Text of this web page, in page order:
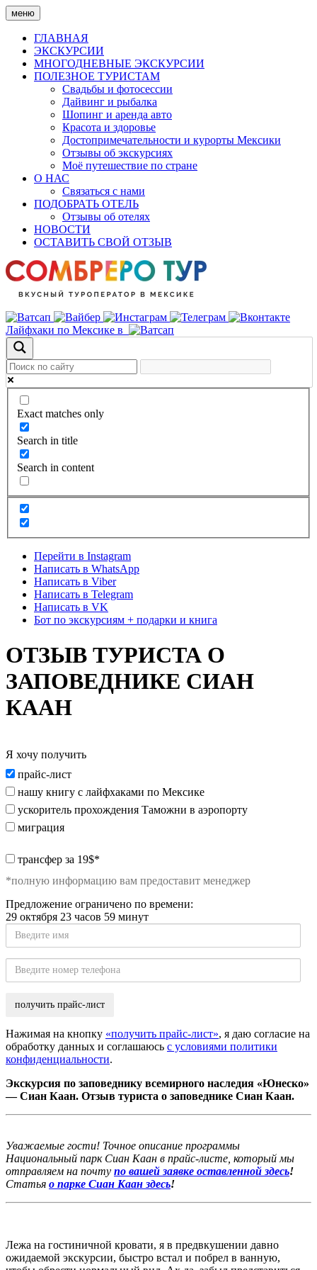
Skip
to
content
меню
ГЛАВНАЯ
ЭКСКУРСИИ
МНОГОДНЕВНЫЕ ЭКСКУРСИИ
ПОЛЕЗНОЕ ТУРИСТАМ
Свадьбы и фотосессии
Дайвинг и рыбалка
Шопинг и аренда авто
Красота и здоровье
Достопримечательности и курорты Мексики
Отзывы об экскурсиях
Моё путешествие по стране
О НАС
Связаться с нами
ПОДОБРАТЬ ОТЕЛЬ
Отзывы об отелях
НОВОСТИ
ОСТАВИТЬ СВОЙ ОТЗЫВ
Лайфхаки по Мексике в
Exact matches only
Search in title
Search in content
Перейти в Instagram
Написать в WhatsApp
Написать в Viber
Написать в Telegram
Написать в VK
Бот по экскурсиям + подарки и книга
ОТЗЫВ ТУРИСТА О
ЗАПОВЕДНИКЕ СИАН
КААН
Я хочу получить
Я
хочу
получить:
прайс-лист
нашу книгу с лайфхаками по Мексике
ускоритель прохождения Таможни в аэропорту
миграция
special_offer2
трансфер за 19$*
*полную информацию вам предоставит менеджер
Предложение ограничено по времени:
29 октября 23 часов 59 минут
Введите
имя
Введите
номер
Нажимая на кнопку «получить прайс-лист», я даю согласие на
обработку данных и соглашаюсь с условиями политики
конфиденциальности.
Экскурсия по заповеднику всемирного наследия «Юнеско»
— Сиан Каан. Отзыв туриста о заповеднике Сиан Каан.
Уважаемые гости! Точное описание программы
Национальный парк Сиан Каан в прайс-листе, который мы
отправляем на почту по вашей заявке оставленной здесь!
Статья о парке Сиан Каан здесь!
Лежа на гостиничной кровати, я в предвкушении давно
ожидаемой экскурсии, быстро встал и побрел в ванную,